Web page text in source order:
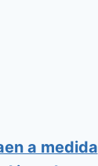
a medida